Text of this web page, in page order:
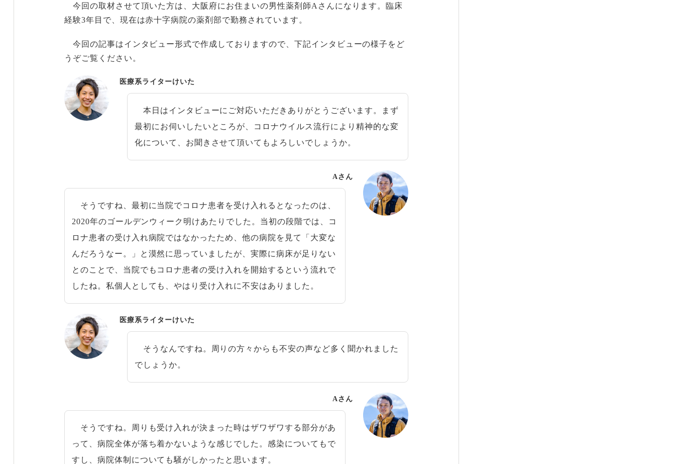
今回の取材させて頂いた方は、大阪府にお住まいの男性薬剤師Aさんになります。臨床
経験3年目で、現在は赤十字病院の薬剤部で勤務されています。
今回の記事はインタビュー形式で作成しておりますので、下記インタビューの様子をど
うぞご覧ください。
医療系ライターけいた
本日はインタビューにご対応いただきありがとうございます。まず
最初にお伺いしたいところが、コロナウイルス流行により精神的な変
化について、お聞きさせて頂いてもよろしいでしょうか。
Aさん
そうですね、最初に当院でコロナ患者を受け入れるとなったのは、
2020年のゴールデンウィーク明けあたりでした。当初の段階では、コ
ロナ患者の受け入れ病院ではなかったため、他の病院を見て「大変な
んだろうなー。」と漠然に思っていましたが、実際に病床が足りない
とのことで、当院でもコロナ患者の受け入れを開始するという流れで
したね。私個人としても、やはり受け入れに不安はありました。
医療系ライターけいた
そうなんですね。周りの方々からも不安の声など多く聞かれました
でしょうか。
Aさん
そうですね。周りも受け入れが決まった時はザワザワする部分があ
って、病院全体が落ち着かないような感じでした。感染についてもで
すし、病院体制についても騒がしかったと思います。